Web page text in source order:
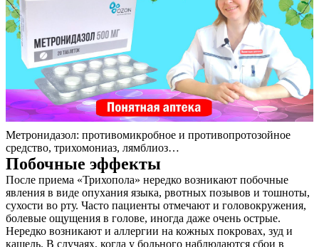
О нас
Услуги
Акции
Отзывы
Статьи
Метронидазол: противомикробное и противопротозойное
средство, трихомониаз, лямблиоз…
Побочные эффекты
После приема «Трихопола» нередко возникают побочные
явления в виде опухания языка, рвотных позывов и тошноты,
сухости во рту. Часто пациенты отмечают и головокружения,
болевые ощущения в голове, иногда даже очень острые.
Нередко возникают и аллергии на кожных покровах, зуд и
кашель. В случаях, когда у больного наблюдаются сбои в